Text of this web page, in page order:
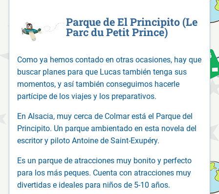
Parque de El Principito (Le
Parc du Petit Prince)
Como ya hemos contado en otras ocasiones, hay que
buscar planes para que Lucas también tenga sus
momentos, y así también conseguimos hacerle
partícipe de los viajes y los preparativos.
En Alsacia, muy cerca de Colmar está el Parque del
Principito. Un parque ambientado en esta novela del
escritor y piloto Antoine de Saint-Exupéry.
Es un parque de atracciones muy bonito y perfecto
para los más peques. Cuenta con atracciones muy
divertidas e ideales para niños de 5-10 años.